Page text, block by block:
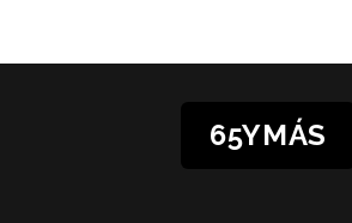
65YMÁS